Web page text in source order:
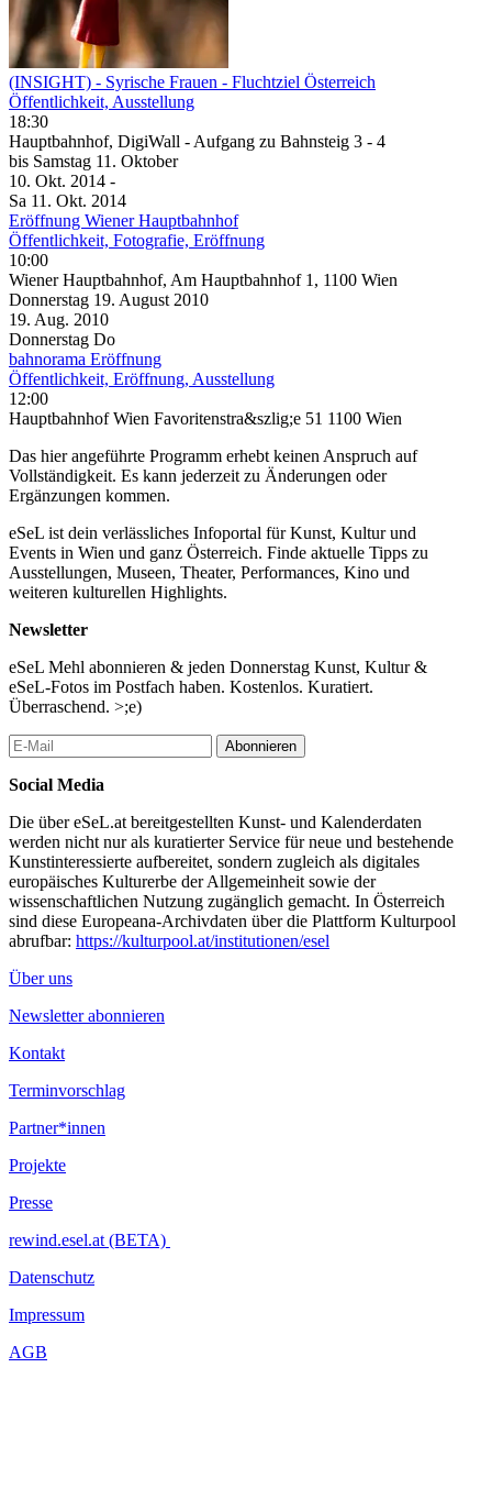
(INSIGHT) - Syrische Frauen - Fluchtziel Österreich
Öffentlichkeit, Ausstellung
18:30
Hauptbahnhof, DigiWall - Aufgang zu Bahnsteig 3 - 4
bis Samstag 11. Oktober
10. Okt. 2014 -
Sa 11. Okt. 2014
Eröffnung Wiener Hauptbahnhof
Öffentlichkeit, Fotografie, Eröffnung
10:00
Wiener Hauptbahnhof, Am Hauptbahnhof 1, 1100 Wien
Donnerstag 19. August 2010
19. Aug. 2010
Donnerstag Do
bahnorama Eröffnung
Öffentlichkeit, Eröffnung, Ausstellung
12:00
Hauptbahnhof Wien Favoritenstra&szlig;e 51 1100 Wien
Das hier angeführte Programm erhebt keinen Anspruch auf
Vollständigkeit. Es kann jederzeit zu Änderungen oder
Ergänzungen kommen.
eSeL ist dein verlässliches Infoportal für Kunst, Kultur und
Events in Wien und ganz Österreich. Finde aktuelle Tipps zu
Ausstellungen, Museen, Theater, Performances, Kino und
weiteren kulturellen Highlights.
Newsletter
eSeL Mehl abonnieren & jeden Donnerstag Kunst, Kultur &
eSeL-Fotos im Postfach haben. Kostenlos. Kuratiert.
Überraschend. >;e)
Abonnieren
Social Media
Die über eSeL.at bereitgestellten Kunst- und Kalenderdaten
werden nicht nur als kuratierter Service für neue und bestehende
Kunstinteressierte aufbereitet, sondern zugleich als digitales
europäisches Kulturerbe der Allgemeinheit sowie der
wissenschaftlichen Nutzung zugänglich gemacht. In Österreich
sind diese Europeana-Archivdaten über die Plattform Kulturpool
abrufbar: https://kulturpool.at/institutionen/esel
Über uns
Newsletter abonnieren
Kontakt
Terminvorschlag
Partner*innen
Projekte
Presse
rewind.esel.at (BETA)
Datenschutz
Impressum
AGB